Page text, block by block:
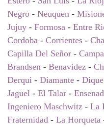
Negro - Neuquen -
Jujuy - Formosa - Entre
Cordoba - Corrientes -
Capilla Del Señor -
Brandsen - Benavidez -
Derqui - Diamante -
Jaguel - El Talar -
Ingeniero Maschwitz - La
Fraternidad - La Horqueta